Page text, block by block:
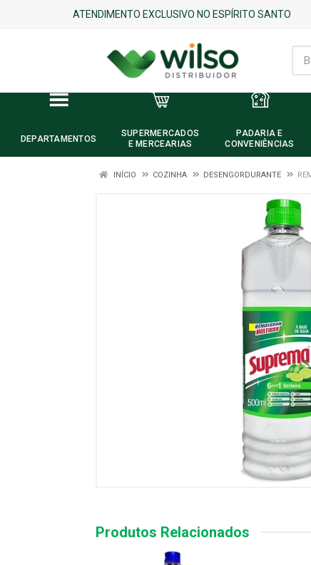
ATENDIMENTO EXCLUSIVO NO ESPÍRITO SANTO
DEPARTAMENTOS
SUPERMERCADOS
E MERCEARIAS
PADARIA E
CONVENIÊNCIAS
INÍCIO COZINHA DESENGORDURANTE
Produtos Relacionados